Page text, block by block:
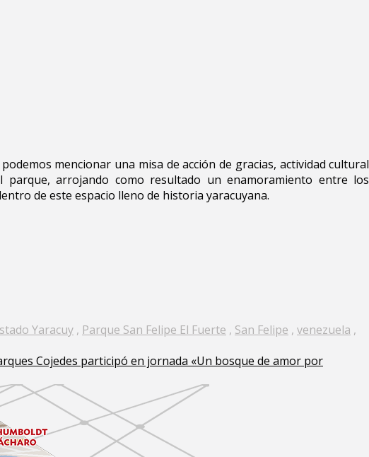
mencionar una misa de acción de gracias, actividad cultural
arrojando como resultado un enamoramiento entre los
de este espacio lleno de historia yaracuyana.
Yaracuy , Parque San Felipe El Fuerte , San Felipe , venezuela ,
Cojedes participó en jornada «Un bosque de amor por